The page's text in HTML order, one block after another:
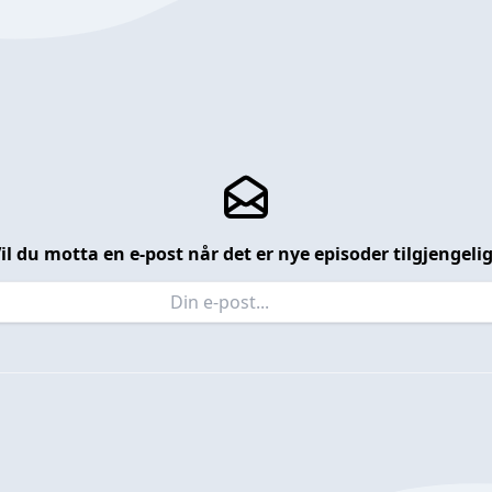
du motta en e-post når det er nye episoder